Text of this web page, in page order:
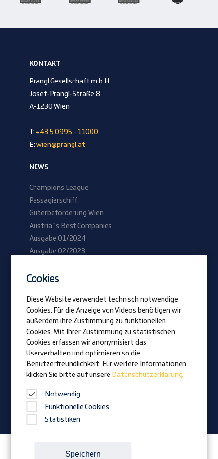
KONTAKT
Prangl Gesellschaft m.b.H.
Josef-Prangl-Straße 8
A-1230 Wien
T: +43 5 0995 - 11000
E: wien@prangl.at
NEWS
Champions League
Passagierschiff
Güterbeförderung Wien
Austria´s Best Companies
Ausgabe 01/2024
Ausgabe 02/2023
Be Prangl
Lehrlinge
Auszeichnungen
Familienunternehmen
News
Firmenmagazin
Folgen Sie Prangl auf:
Cookies
Diese Website verwendet technisch notwendige
Cookies. Für die Anzeige von Videos benötigen wir
außerdem ihre Zustimmung zu funktionellen
Cookies. Mit Ihrer Zustimmung zu statistischen
Cookies erfassen wir anonymisiert das
Userverhalten und optimieren so die
Benutzerfreundlichkeit. Für weitere Informationen
klicken Sie bitte auf unsere Datenschutzerklärung.
Notwendig
Funktionelle Cookies
Statistiken
Speichern